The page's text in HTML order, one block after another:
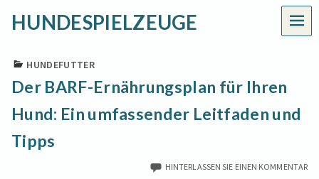
HUNDESPIELZEUGE
HUNDEFUTTER
Der BARF-Ernährungsplan für Ihren
Hund: Ein umfassender Leitfaden und
Tipps
HINTERLASSEN SIE EINEN KOMMENTAR